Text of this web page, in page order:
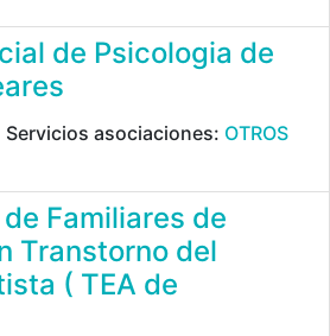
de Psicologia de
Servicios asociaciones: OTROS
Familiares de
Transtorno del
( TEA de